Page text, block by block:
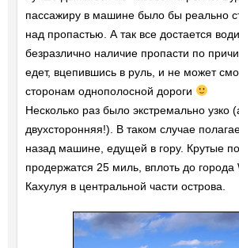
пассажиру в машине было бы реально
над пропастью. А так все достается
безразлично наличие пропасти по
едет, вцепившись в руль, и не может
сторонам однополосной дороги
Несколько раз было экстремально узко
двухсторонняя!). В таком случае
назад машине, едущей в гору. Крутые
продержатся 25 миль, вплоть до города
Кахулуя в центральной части острова.